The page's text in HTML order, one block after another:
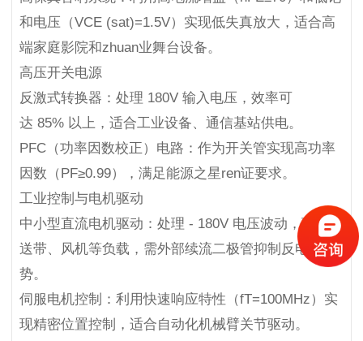
和电压（VCE (sat)=1.5V）实现低失真放大，适合高
端家庭影院和zhuan业舞台设备。
高压开关电源
反激式转换器：处理 180V 输入电压，效率可
达 85% 以上，适合工业设备、通信基站供电。
PFC（功率因数校正）电路：作为开关管实现高功率
因数（PF≥0.99），满足能源之星ren证要求。
工业控制与电机驱动
中小型直流电机驱动：处理 - 180V 电压波动，驱动传
送带、风机等负载，需外部续流二极管抑制反电动
势。
伺服电机控制：利用快速响应特性（fT=100MHz）实
现精密位置控制，适合自动化机械臂关节驱动。